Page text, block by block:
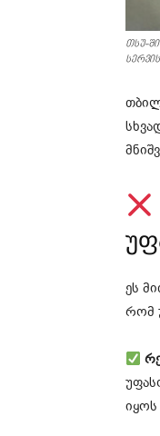
თსუ-ში
ეს
რომ